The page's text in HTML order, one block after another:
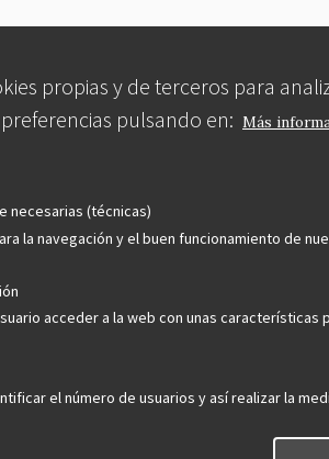
propias y de terceros para
pulsando en: Más
necesarias (técnicas)
la navegación y el buen funcionamiento de
acceder a la web con unas
el número de usuarios y así realizar la